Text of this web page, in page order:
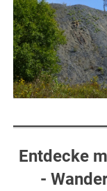
Entdecke
-